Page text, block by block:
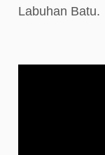
Labuhan Batu.